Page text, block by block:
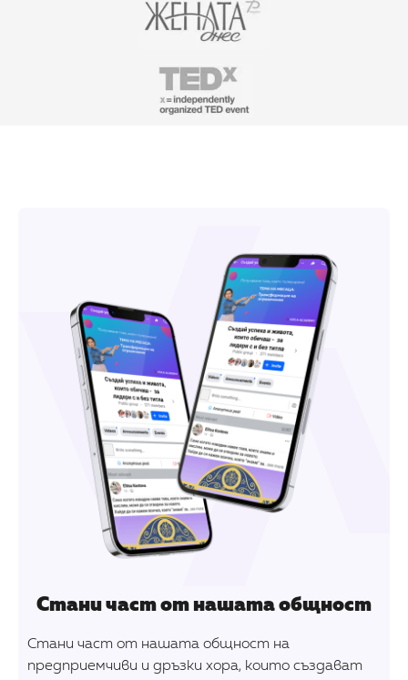
Стани част от нашата общност
Стани част от нашата общност на
предприемчиви и дръзки хора, които създават